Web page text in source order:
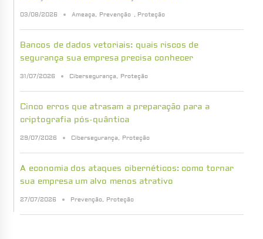
03/08/2026 Ameaça, Prevenção , Proteção
Bancos de dados vetoriais: quais riscos de
segurança sua empresa precisa conhecer
31/07/2026 Cibersegurança, Proteção
Cinco erros que atrasam a preparação para a
criptografia pós-quântica
29/07/2026 Cibersegurança, Proteção
A economia dos ataques cibernéticos: como tornar
sua empresa um alvo menos atrativo
27/07/2026 Prevenção, Proteção